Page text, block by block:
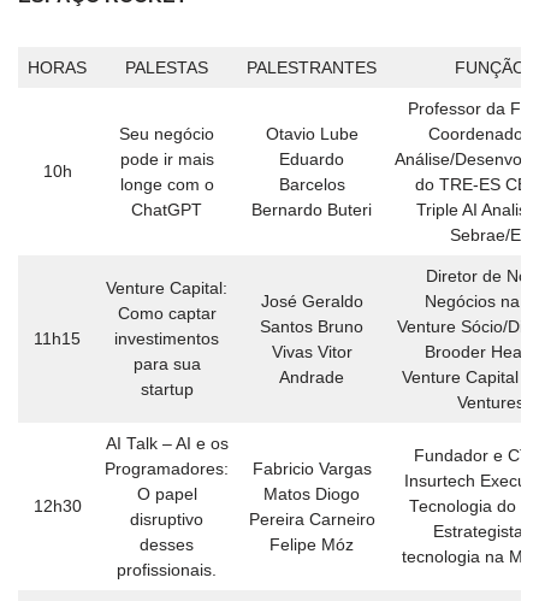
HORAS PALESTAS PALESTRANTES FUNÇÃO
10h
Seu negócio
pode ir mais
longe com o
ChatGPT
Otavio Lube
Eduardo
Barcelos
Bernardo Buteri
Professor da
Coordenador
Análise/
do TRE-ES
Triple AI
Sebrae/ES
11h15
Venture Capital:
Como captar
investimentos
para sua
startup
José Geraldo
Santos Bruno
Vivas Vitor
Andrade
Diretor de
Negócios na
Venture Sócio/
Brooder Head
Venture Capital
Ventures
12h30
AI Talk – AI e os
Programadores:
O papel
disruptivo
desses
profissionais.
Fabricio Vargas
Matos Diogo
Pereira Carneiro
Felipe Móz
Fundador e
Insurtech
Tecnologia do
Estrategista
tecnologia na